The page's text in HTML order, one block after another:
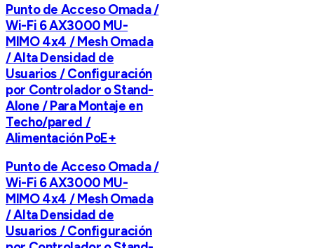
Punto de Acceso Omada /
Wi-Fi 6 AX3000 MU-
MIMO 4x4 / Mesh Omada
/ Alta Densidad de
Usuarios / Configuración
por Controlador o Stand-
Alone / Para Montaje en
Techo/pared /
Alimentación PoE+
Punto de Acceso Omada /
Wi-Fi 6 AX3000 MU-
MIMO 4x4 / Mesh Omada
/ Alta Densidad de
Usuarios / Configuración